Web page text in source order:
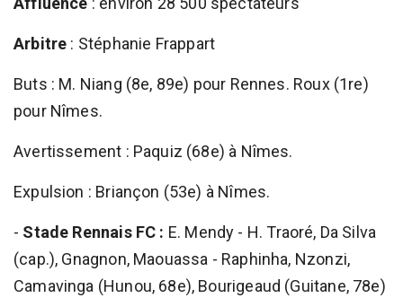
Arbitre : Stéphanie Frappart
Buts : M. Niang (8e, 89e) pour Rennes. Roux (1re)
pour Nîmes.
Avertissement : Paquiz (68e) à Nîmes.
Expulsion : Briançon (53e) à Nîmes.
- Stade Rennais FC : E. Mendy - H. Traoré, Da Silva
(cap.), Gnagnon, Maouassa - Raphinha, Nzonzi,
Camavinga (Hunou, 68e), Bourigeaud (Guitane, 78e)